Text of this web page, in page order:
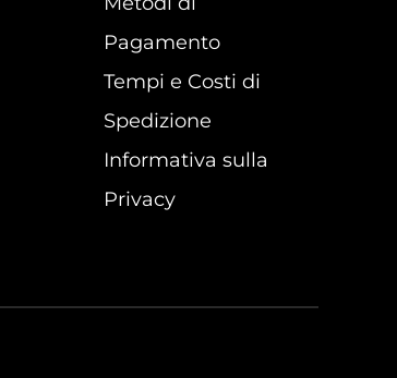
Pagamento
Tempi e Costi di
Spedizione
Informativa sulla
Privacy